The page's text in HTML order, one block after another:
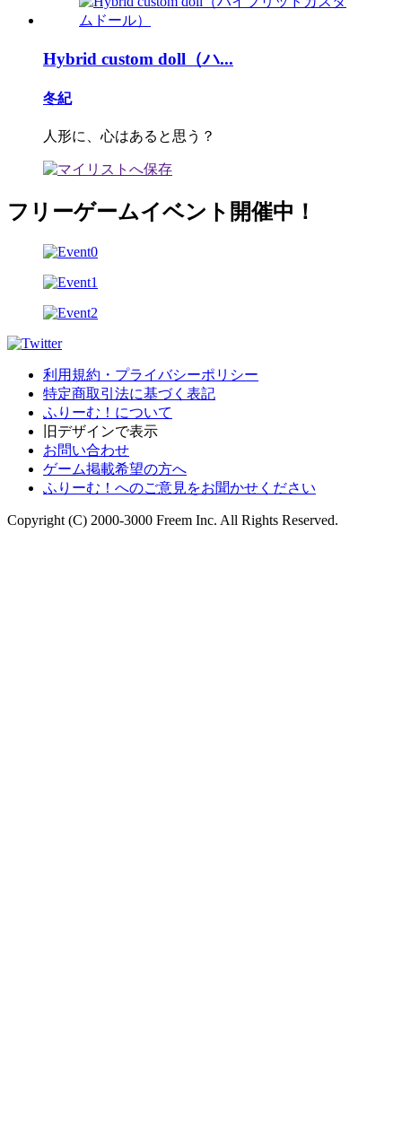
Hybrid custom doll（ハ...
冬紀
人形に、心はあると思う？
フリーゲームイベント開催中！
利用規約・プライバシーポリシー
特定商取引法に基づく表記
ふりーむ！について
旧デザインで表示
お問い合わせ
ゲーム掲載希望の方へ
ふりーむ！へのご意見をお聞かせください
Copyright (C) 2000-3000 Freem Inc. All Rights Reserved.